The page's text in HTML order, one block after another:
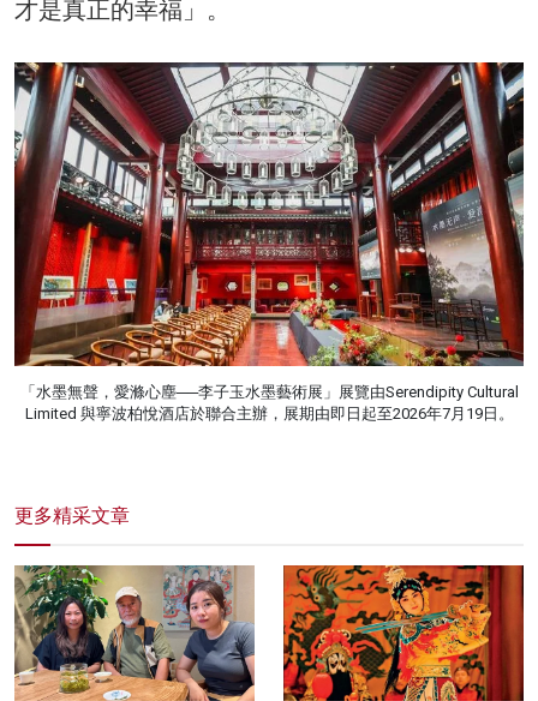
才是真正的幸福」。
「水墨無聲，愛滌心塵──李子玉水墨藝術展」展覽由Serendipity Cultural
Limited 與寧波柏悅酒店於聯合主辦，展期由即日起至2026年7月19日。
更多精采文章